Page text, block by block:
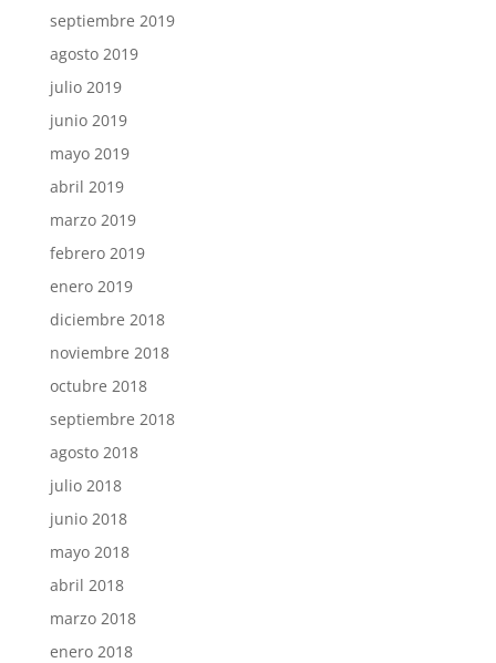
septiembre 2019
agosto 2019
julio 2019
junio 2019
mayo 2019
abril 2019
marzo 2019
febrero 2019
enero 2019
diciembre 2018
noviembre 2018
octubre 2018
septiembre 2018
agosto 2018
julio 2018
junio 2018
mayo 2018
abril 2018
marzo 2018
enero 2018